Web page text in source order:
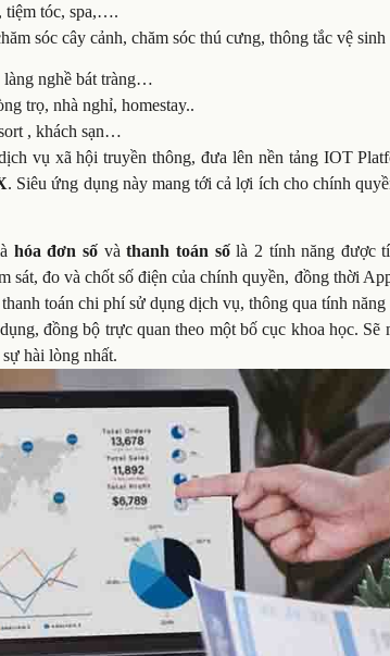
tiệm tóc, spa,….
sóc cây cảnh, chăm sóc thú cưng, thông tắc vệ
làng nghề bát tràng…
trọ, nhà nghỉ, homestay..
, khách sạn…
vụ xã hội truyền thông, đưa lên nền tảng IOT
. Siêu ứng dụng này mang tới cả lợi ích cho chính
hóa đơn số vàthanh toán sốlà 2 tính năng được
sát, đo và chốt số điện của chính quyền, đồng thời
toán chi phí sử dụng dịch vụ, thông qua tính năng
đồng bộ trực quan theo một bố cục khoa học. Sẽ
hài lòng nhất.